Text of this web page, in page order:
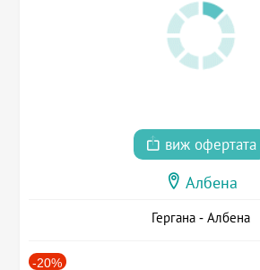
виж офертата
Албена
Гергана - Албена
-20%